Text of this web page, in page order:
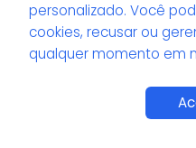
O que é volante
personalizado. Você
cookies, recusar ou
qualquer momento em